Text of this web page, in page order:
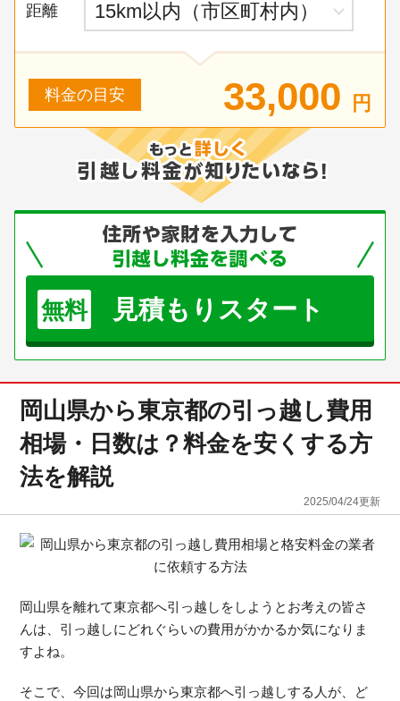
距離
料金の目安 33,000 円
無料 見積もりスタート
岡山県から東京都の引っ越し費用
相場・日数は？料金を安くする方
法を解説
2025/04/24更新
岡山県を離れて東京都へ引っ越しをしようとお考えの皆さ
んは、引っ越しにどれぐらいの費用がかかるか気になりま
すよね。
そこで、今回は岡山県から東京都へ引っ越しする人が、ど